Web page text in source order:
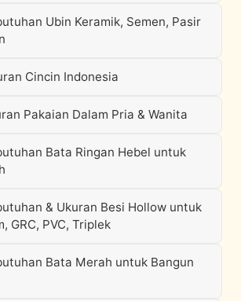
Ubin Keramik, Semen, Pasir
Cincin Indonesia
Pakaian Dalam Pria & Wanita
Bata Ringan Hebel untuk
& Ukuran Besi Hollow untuk
GRC, PVC, Triplek
Bata Merah untuk Bangun